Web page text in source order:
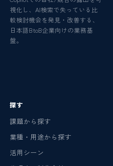
視化し、AI検索で失っている比
較検討機会を発見・改善する、
日本語BtoB企業向けの業務基
盤。
探す
課題から探す
業種・用途から探す
活用シーン